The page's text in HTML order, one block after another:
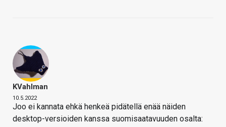
KVahlman
10.5.2022
Joo ei kannata ehkä henkeä pidätellä enää näiden
desktop-versioiden kanssa suomisaatavuuden osalta: